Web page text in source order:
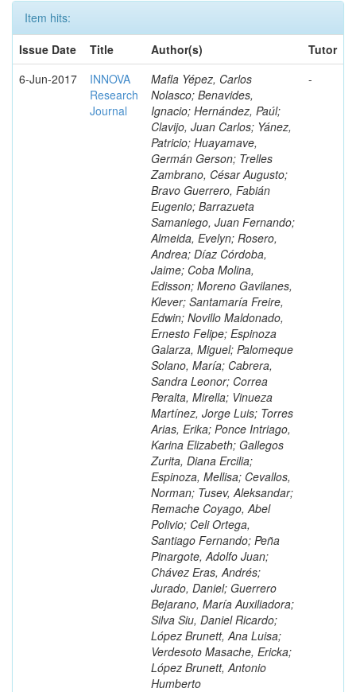
Item hits:
Issue Date
Title Author(s)
Tutor
6-Jun-2017
INNOVA
Research
Journal
Mafla Yépez, Carlos
Nolasco; Benavides,
Ignacio; Hernández, Paúl;
Clavijo, Juan Carlos; Yánez,
Patricio; Huayamave,
Germán Gerson; Trelles
Zambrano, César Augusto;
Bravo Guerrero, Fabián
Eugenio; Barrazueta
Samaniego, Juan Fernando;
Almeida, Evelyn; Rosero,
Andrea; Díaz Córdoba,
Jaime; Coba Molina,
Edisson; Moreno Gavilanes,
Klever; Santamaría Freire,
Edwin; Novillo Maldonado,
Ernesto Felipe; Espinoza
Galarza, Miguel; Palomeque
Solano, María; Cabrera,
Sandra Leonor; Correa
Peralta, Mirella; Vinueza
Martínez, Jorge Luis; Torres
Arias, Erika; Ponce Intriago,
Karina Elizabeth; Gallegos
Zurita, Diana Ercilia;
Espinoza, Mellisa; Cevallos,
Norman; Tusev, Aleksandar;
Remache Coyago, Abel
Polivio; Celi Ortega,
Santiago Fernando; Peña
Pinargote, Adolfo Juan;
Chávez Eras, Andrés;
Jurado, Daniel; Guerrero
Bejarano, María Auxiliadora;
Silva Siu, Daniel Ricardo;
López Brunett, Ana Luisa;
Verdesoto Masache, Ericka;
López Brunett, Antonio
Humberto
-